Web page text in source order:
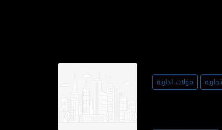
مولات ادارية